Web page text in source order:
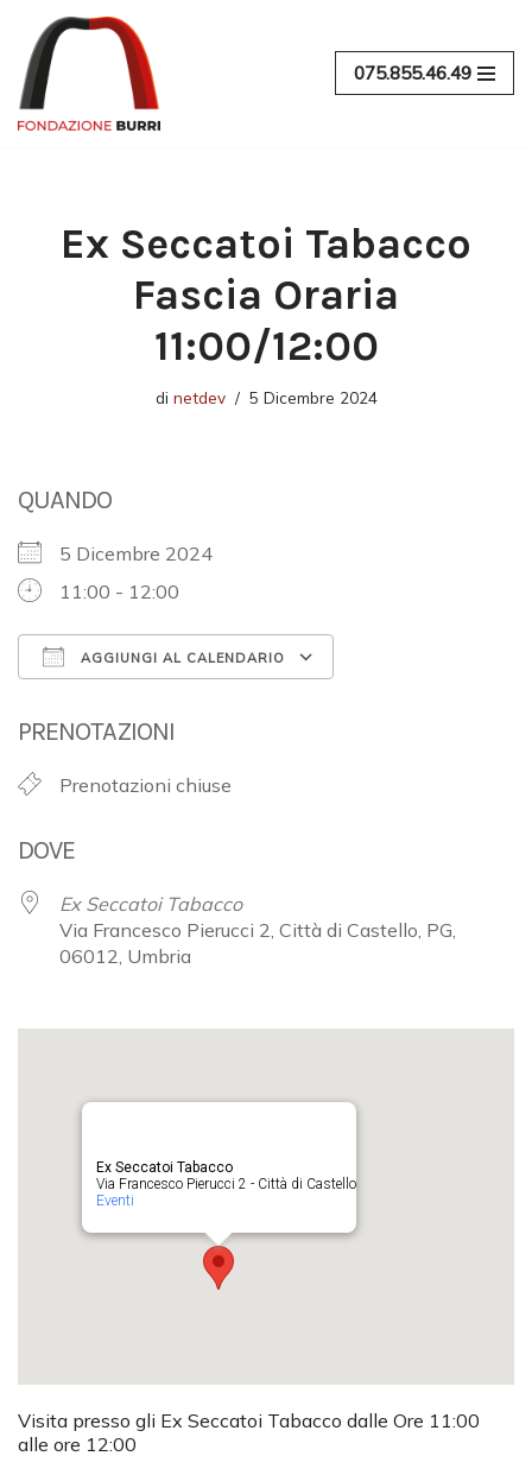
Vai
al
contenuto
075.855.46.49
Ex Seccatoi Tabacco
Fascia Oraria
11:00/12:00
di netdev 5 Dicembre 2024
QUANDO
5 Dicembre 2024
11:00 - 12:00
AGGIUNGI AL CALENDARIO
PRENOTAZIONI
Prenotazioni chiuse
DOVE
Ex Seccatoi Tabacco
Via Francesco Pierucci 2, Città di Castello, PG,
06012, Umbria
Ex Seccatoi Tabacco
Via Francesco Pierucci 2 - Città di Castello
Eventi
Visita presso gli Ex Seccatoi Tabacco dalle Ore 11:00
alle ore 12:00